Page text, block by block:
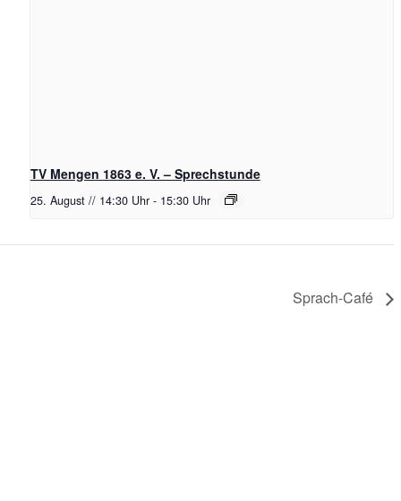
TV Mengen 1863 e. V. – Sprechstunde
25. August // 14:30 Uhr - 15:30 Uhr
Sprach-Café